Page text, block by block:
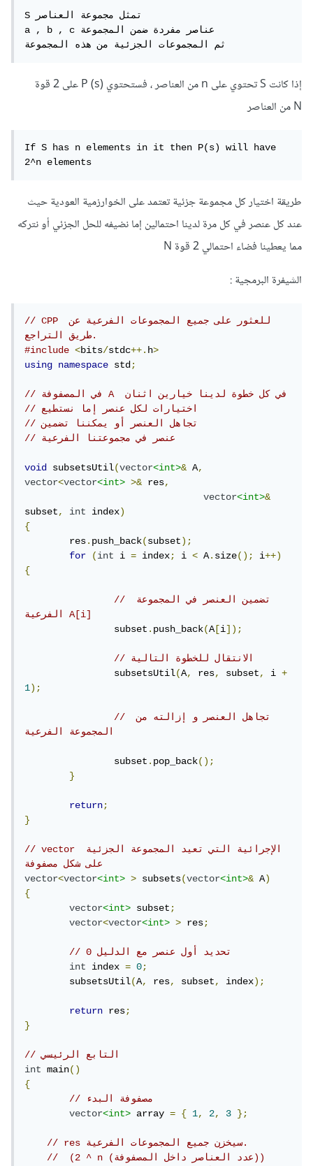
S تمثل مجموعة العناصر
a , b , c عناصر مفردة ضمن المجموعة
ثم المجموعات الجزئية من هذه المجموعة
إذا كانت S تحتوي على n من العناصر ، فستحتوي (P (s على 2 قوة
N من العناصر
If S has n elements in it then P(s) will have
طريقة اختيار كل مجموعة جزئية تعتمد على الخوارزمية العودية حيث
عند كل عنصر في كل مرة لدينا احتمالين إما نضيفه للحل الجزئي أو نتركه
مما يعطينا فضاء احتمالي 2 قوة N
الشيفرة البرمجية :
// CPP للعثور على جميع المجموعات الفرعية عن
طريق التراجع.
#include
<bits/stdc++.h>
using
namespace std;
// في المصفوفة A  في كل خطوة لدينا خيارين اثنان
// اختيارات لكل عنصر إما نستطيع
// تجاهل العنصر أو يمكننا تضمين
// عنصر في مجموعتنا الفرعية
void subsetsUtil(vector<int>& A,
vector<vector<int> >& res,
vector<int>&
subset, int index)
{
	res
.push_back(subset);
for
(int i = index; i < A.size(); i++)
{
// تضمين العنصر في المجموعة
الفرعية A[i]
		subset
.push_back(A[i]);
// الانتقال للخطوة التالية
		subsetsUtil
(A, res, subset, i +
1);
// تجاهل العنصر و إزالته من
		subset
.pop_back();
}
return;
}
// vector الإجرائية التي تعيد المجموعة الجزئية
vector<vector<int> > subsets(vector<int>& A)
{
vector<int> subset;
vector<vector<int> > res;
int
index = 0;
	subsetsUtil
(A, res, subset, index);
return res;
}
// التابع الرئيسي
int main()
{
vector<int> array = { 1, 2, 3 };
// res سيخزن جميع المجموعات الفرعية.
//  (2 ^ n (عدد العناصر داخل المصفوفة))